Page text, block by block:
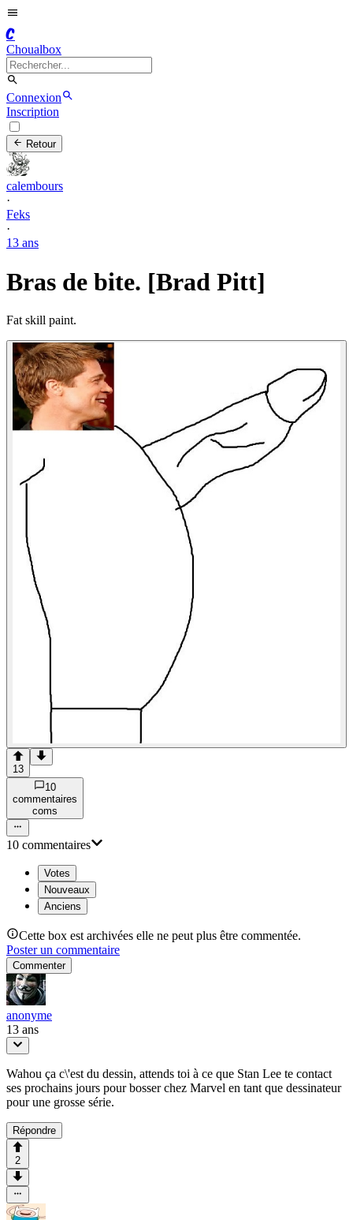
C
Choualbox
Connexion
Inscription
Retour
calembours
·
Feks
·
13 ans
Bras de bite. [Brad Pitt]
Fat skill paint.
13
10
commentaires
coms
10 commentaires
Votes
Nouveaux
Anciens
Cette box est archivées elle ne peut plus être commentée.
Poster un commentaire
Commenter
anonyme
13 ans
Wahou ça c\'est du dessin, attends toi à ce que Stan Lee te contact
ses prochains jours pour bosser chez Marvel en tant que dessinateur
pour une grosse série.
Répondre
2